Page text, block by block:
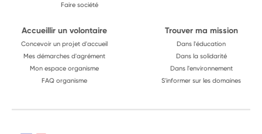
Faire société
Accueillir un volontaire
Concevoir un projet d'accueil
Mes démarches d'agrément
Mon espace organisme
FAQ organisme
Trouver ma mission
Dans l'éducation
Dans la solidarité
Dans l'environnement
S'informer sur les domaines